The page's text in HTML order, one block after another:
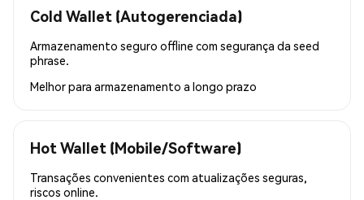
Cold Wallet (Autogerenciada)
Armazenamento seguro offline com segurança da seed
phrase.
Melhor para armazenamento a longo prazo
Hot Wallet (Mobile/Software)
Transações convenientes com atualizações seguras,
riscos online.